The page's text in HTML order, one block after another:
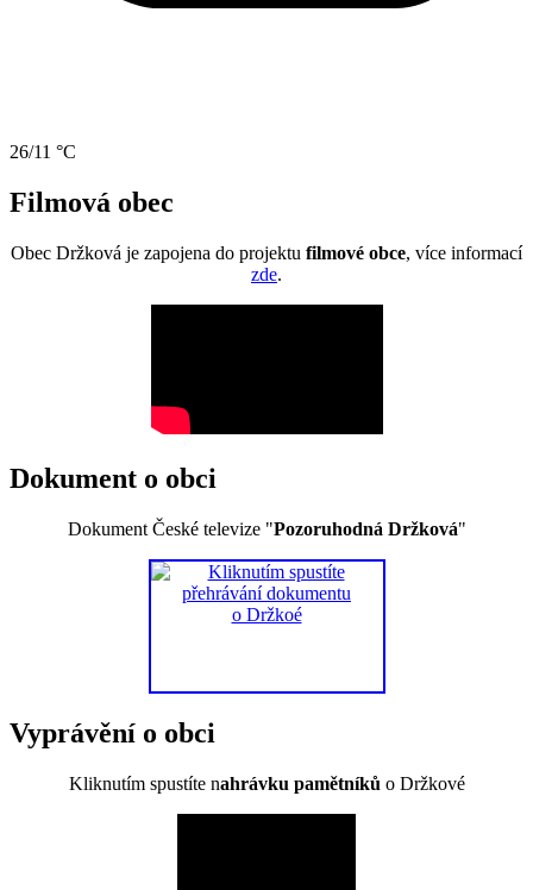
26/11 °C
Filmová obec
Obec Držková je zapojena do projektu filmové obce, více informací
zde.
Dokument o obci
Dokument České televize "Pozoruhodná Držková"
Vyprávění o obci
Kliknutím spustíte nahrávku pamětníků o Držkové